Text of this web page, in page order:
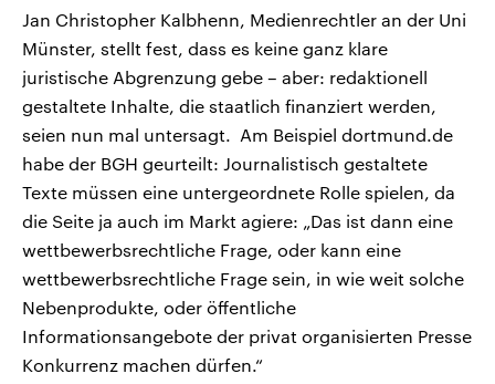
Jan Christopher Kalbhenn, Medienrechtler an der Uni
Münster, stellt fest, dass es keine ganz klare
juristische Abgrenzung gebe – aber: redaktionell
gestaltete Inhalte, die staatlich finanziert werden,
seien nun mal untersagt. Am Beispiel dortmund.de
habe der BGH geurteilt: Journalistisch gestaltete
Texte müssen eine untergeordnete Rolle spielen, da
die Seite ja auch im Markt agiere: „Das ist dann eine
wettbewerbsrechtliche Frage, oder kann eine
wettbewerbsrechtliche Frage sein, in wie weit solche
Nebenprodukte, oder öffentliche
Informationsangebote der privat organisierten Presse
Konkurrenz machen dürfen.“